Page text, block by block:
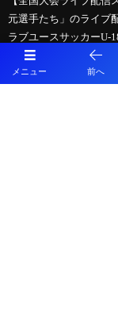
メニュー 前へ
元選手たち」のライブ
ラブユースサッカーU-
必見！【2026年夏の
ィーで楽しいサッカー